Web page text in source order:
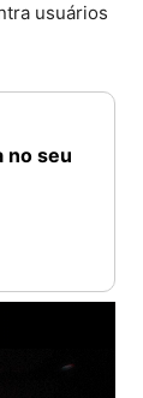
usuários
no seu